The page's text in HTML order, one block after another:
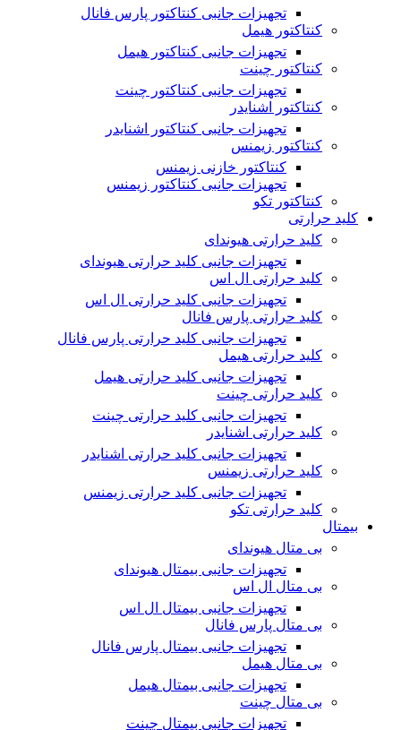
تجهیزات جانبی کنتاکتور پارس فانال
کنتاکتور هیمل
تجهیزات جانبی کنتاکتور هیمل
کنتاکتور چینت
تجهیزات جانبی کنتاکتور چینت
کنتاکتور اشنایدر
تجهیزات جانبی کنتاکتور اشنایدر
کنتاکتور زیمنس
کنتاکتور خازنی زیمنس
تجهیزات جانبی کنتاکتور زیمنس
کنتاکتور تکو
کلید حرارتی
کلید حرارتی هیوندای
تجهیزات جانبی کلید حرارتی هیوندای
کلید حرارتی ال اس
تجهیزات جانبی کلید حرارتی ال اس
کلید حرارتی پارس فانال
تجهیزات جانبی کلید حرارتی پارس فانال
کلید حرارتی هیمل
تجهیزات جانبی کلید حرارتی هیمل
کلید حرارتی چینت
تجهیزات جانبی کلید حرارتی چینت
کلید حرارتی اشنایدر
تجهیزات جانبی کلید حرارتی اشنایدر
کلید حرارتی زیمنس
تجهیزات جانبی کلید حرارتی زیمنس
کلید حرارتی تکو
بیمتال
بی متال هیوندای
تجهیزات جانبی بیمتال هیوندای
بی متال ال اس
تجهیزات جانبی بیمتال ال اس
بی متال پارس فانال
تجهیزات جانبی بیمتال پارس فانال
بی متال هیمل
تجهیزات جانبی بیمتال هیمل
بی متال چینت
تجهیزات جانبی بیمتال چینت